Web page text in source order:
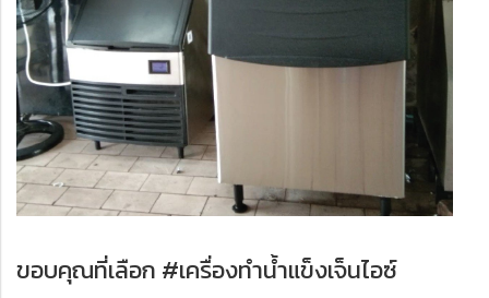
ขอบคุณที่เลือก #เครื่องทำน้ำแข็งเจ็นไอซ์